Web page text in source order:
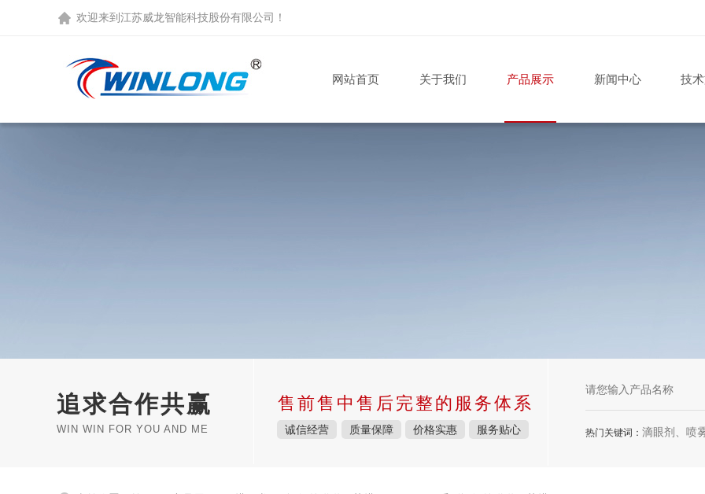
欢迎来到 江苏威龙智能科技股份有限公司 ！
网站首页 关于我们 产品展示 新闻中心 技
追求合作共赢
WIN WIN FOR YOU AND ME
售前售中售后完整的服务体系
诚信经营 质量保障 价格实惠 服务贴心 热门关键词： 滴眼剂、喷雾剂